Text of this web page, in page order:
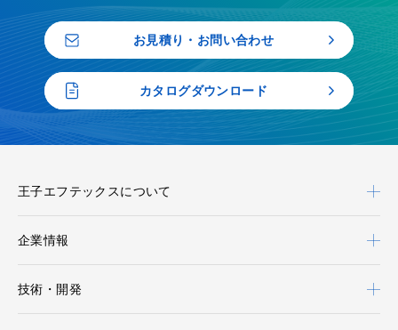
お見積り・お問い合わせ
カタログダウンロード
王子エフテックスについて
企業情報
技術・開発